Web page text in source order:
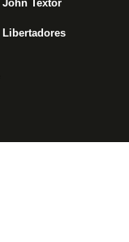
John Textor
Libertadores